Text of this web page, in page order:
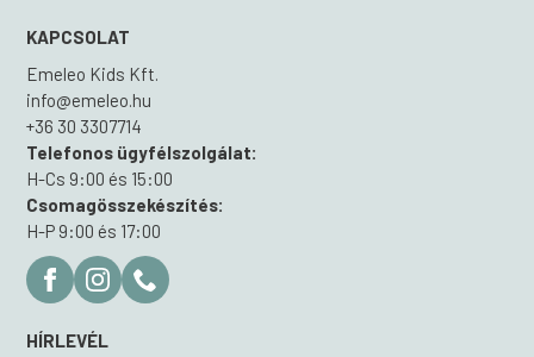
KAPCSOLAT
Emeleo Kids Kft.
info@emeleo.hu
+36 30 3307714
Telefonos ügyfélszolgálat:
H-Cs 9:00 és 15:00
Csomagösszekészítés:
H-P 9:00 és 17:00
HÍRLEVÉL